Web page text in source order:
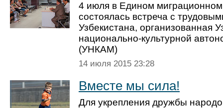
4 июля в Едином
состоялась встреча с
Узбекистана, организованная
национально-культурной
(УНКАМ)
14 июля 2015 23:28
Вместе мы сила!
Для укрепления дружбы